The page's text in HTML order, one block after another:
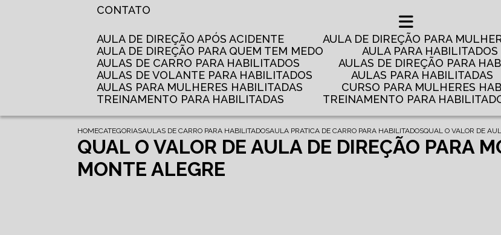
CONTATO
AULA DE DIREÇÃO APÓS ACIDENTE
AULA DE DIREÇÃO PARA
AULA DE DIREÇÃO PARA QUEM TEM MEDO
AULA PARA HABILITADOS
AULAS DE CARRO PARA HABILITADOS
AULAS DE DIREÇÃO PARA
AULAS DE VOLANTE PARA HABILITADOS
AULAS PARA HABILITADAS
AULAS PARA MULHERES HABILITADAS
CURSO PARA MULHERES
TREINAMENTO PARA HABILITADAS
TREINAMENTO PARA
HOMECATEGORIASAULAS DE CARRO PARA HABILITADOSAULA PRATICA DE CARRO PARA HABILITADOSQUAL O VALOR DE
QUAL O VALOR DE AULA DE DIREÇÃO PARA
MONTE ALEGRE